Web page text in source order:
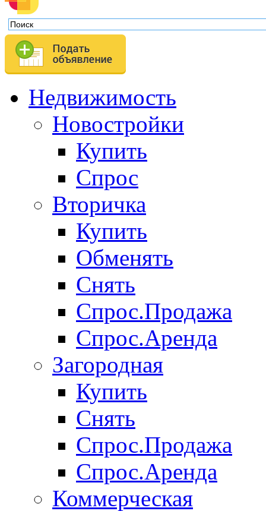
Недвижимость
Новостройки
Купить
Спрос
Вторичка
Купить
Обменять
Снять
Спрос.Продажа
Спрос.Аренда
Загородная
Купить
Снять
Спрос.Продажа
Спрос.Аренда
Коммерческая